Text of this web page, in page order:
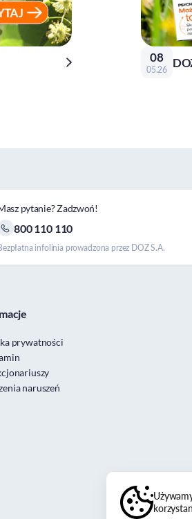
08
05.26
pytanie? Zadzwoń!
800 110 110
infolinia prowadzona przez DOZ S.A.
prywatności
naruszeń